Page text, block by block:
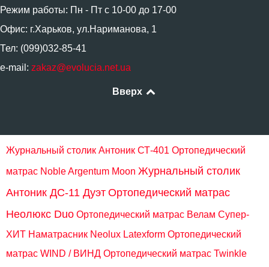
Режим работы: Пн - Пт с 10-00 до 17-00
Офис: г.Харьков, ул.Нариманова, 1
Тел: (099)032-85-41
e-mail: zakaz@evolucia.net.ua
Вверх
Журнальный столик Антоник СТ-401 Ортопедический
матрас Noble Argentum Moon Журнальный столик
Антоник ДС-11 Дуэт Ортопедический матрас
Неолюкс Duo Ортопедический матрас Велам Супер-
ХИТ Наматрасник Neolux Latexform Ортопедический
матрас WIND / ВИНД Ортопедический матрас Twinkle